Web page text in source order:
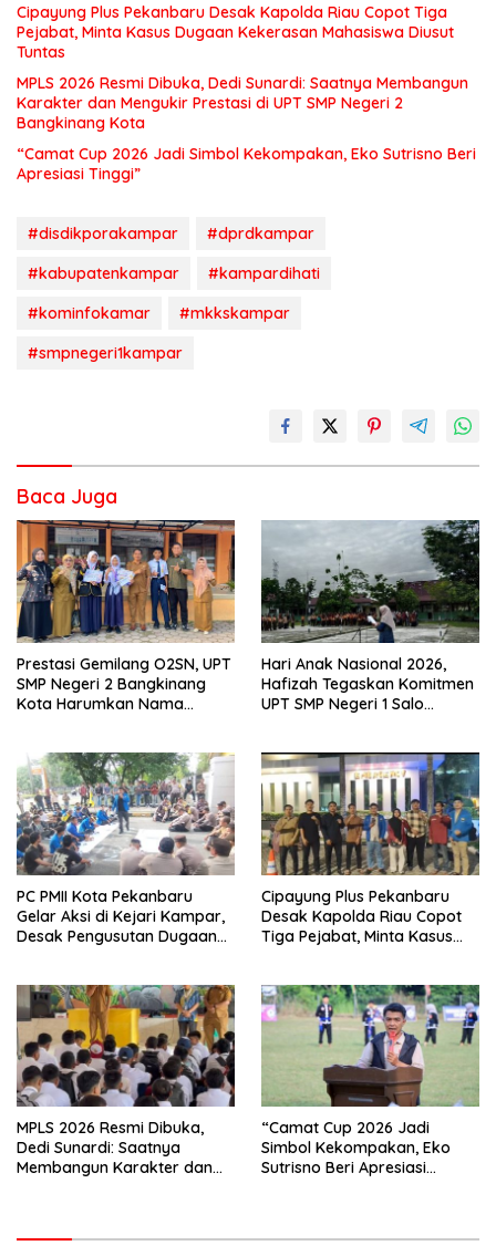
Cipayung Plus Pekanbaru Desak Kapolda Riau Copot Tiga
Pejabat, Minta Kasus Dugaan Kekerasan Mahasiswa Diusut
Tuntas
MPLS 2026 Resmi Dibuka, Dedi Sunardi: Saatnya Membangun
Karakter dan Mengukir Prestasi di UPT SMP Negeri 2
Bangkinang Kota
“Camat Cup 2026 Jadi Simbol Kekompakan, Eko Sutrisno Beri
Apresiasi Tinggi”
#disdikporakampar
#dprdkampar
#kabupatenkampar
#kampardihati
#kominfokamar
#mkkskampar
#smpnegeri1kampar
Baca Juga
Prestasi Gemilang O2SN, UPT
SMP Negeri 2 Bangkinang
Kota Harumkan Nama
Hari Anak Nasional 2026,
Hafizah Tegaskan Komitmen
UPT SMP Negeri 1 Salo
PC PMII Kota Pekanbaru
Gelar Aksi di Kejari Kampar,
Desak Pengusutan Dugaan
Cipayung Plus Pekanbaru
Desak Kapolda Riau Copot
Tiga Pejabat, Minta Kasus
MPLS 2026 Resmi Dibuka,
Dedi Sunardi: Saatnya
Membangun Karakter dan
“Camat Cup 2026 Jadi
Simbol Kekompakan, Eko
Sutrisno Beri Apresiasi